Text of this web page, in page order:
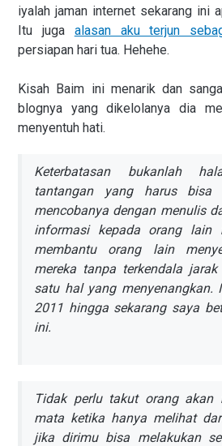
iyalah jaman internet sekarang ini
Itu juga alasan aku terjun
persiapan hari tua. Hehehe.
Kisah Baim ini menarik dan
blognya yang dikelolanya dia
menyentuh hati.
Keterbatasan bukanlah
tantangan yang harus bisa
mencobanya dengan menulis
informasi kepada orang lain
membantu orang lain
mereka tanpa terkendala
satu hal yang menyenangkan.
2011 hingga sekarang saya
ini.
Tidak perlu takut orang akan
mata ketika hanya melihat
jika dirimu bisa melakukan